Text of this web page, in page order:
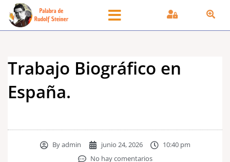
contenido
Trabajo Biográfico en
España.
Byadmin junio 24, 2026
10:40 pm
No hay comentarios